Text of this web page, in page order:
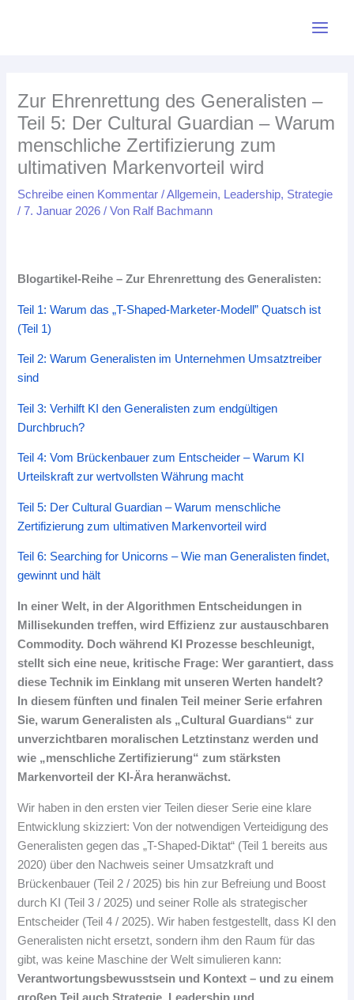
Zur Ehrenrettung des Generalisten –
Teil 5: Der Cultural Guardian – Warum
menschliche Zertifizierung zum
ultimativen Markenvorteil wird
Schreibe einen Kommentar /Allgemein, Leadership, Strategie
/7. Januar 2026/ Von Ralf Bachmann
Blogartikel-Reihe – Zur Ehrenrettung des Generalisten:
Teil 1: Warum das „T-Shaped-Marketer-Modell” Quatsch ist
(Teil 1)
Teil 2: Warum Generalisten im Unternehmen Umsatztreiber
sind
Teil 3: Verhilft KI den Generalisten zum endgültigen
Durchbruch?
Teil 4: Vom Brückenbauer zum Entscheider – Warum KI
Urteilskraft zur wertvollsten Währung macht
Teil 5: Der Cultural Guardian – Warum menschliche
Zertifizierung zum ultimativen Markenvorteil wird
Teil 6: Searching for Unicorns – Wie man Generalisten findet,
gewinnt und hält
In einer Welt, in der Algorithmen Entscheidungen in
Millisekunden treffen, wird Effizienz zur austauschbaren
Commodity. Doch während KI Prozesse beschleunigt,
stellt sich eine neue, kritische Frage: Wer garantiert, dass
diese Technik im Einklang mit unseren Werten handelt?
In diesem fünften und finalen Teil meiner Serie erfahren
Sie, warum Generalisten als „Cultural Guardians“ zur
unverzichtbaren moralischen Letztinstanz werden und
wie „menschliche Zertifizierung“ zum stärksten
Markenvorteil der KI-Ära heranwächst.
Wir haben in den ersten vier Teilen dieser Serie eine klare
Entwicklung skizziert: Von der notwendigen Verteidigung des
Generalisten gegen das „T-Shaped-Diktat“ (Teil 1 bereits aus
2020) über den Nachweis seiner Umsatzkraft und
Brückenbauer (Teil 2 / 2025) bis hin zur Befreiung und Boost
durch KI (Teil 3 / 2025) und seiner Rolle als strategischer
Entscheider (Teil 4 / 2025). Wir haben festgestellt, dass KI den
Generalisten nicht ersetzt, sondern ihm den Raum für das
gibt, was keine Maschine der Welt simulieren kann:
Verantwortungsbewusstsein und Kontext – und zu einem
großen Teil auch Strategie, Leadership und
e
d
I
n
s
k
y
o
d
o
n
e
r
e
s
t
a
g
r
a
m
b
o
o
k
u
m
u
e
F
e
e
d